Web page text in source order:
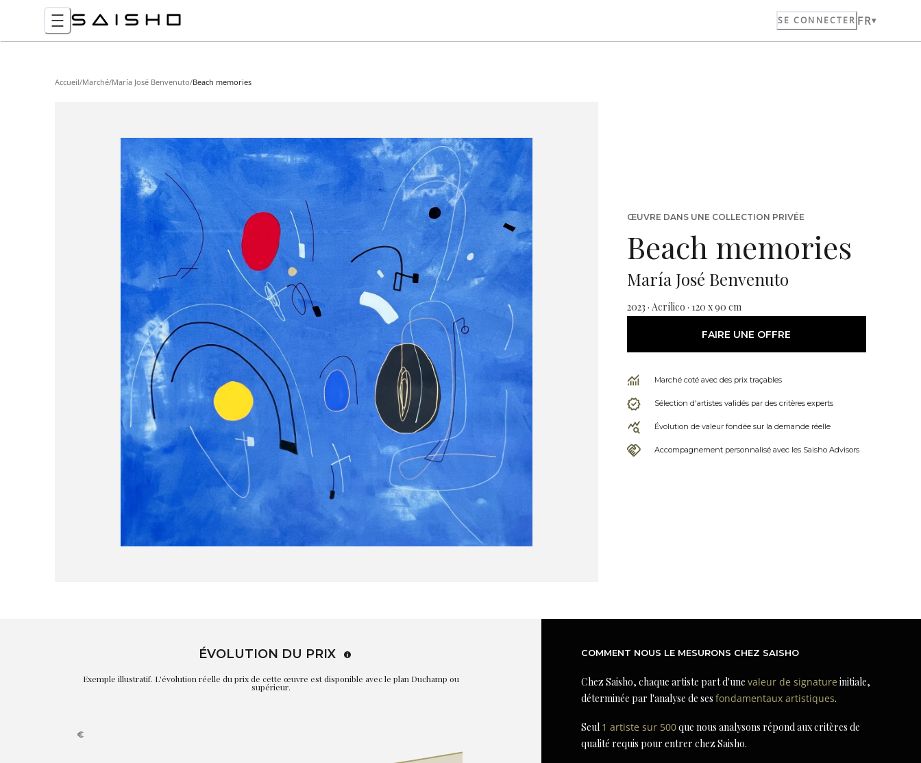
SE CONNECTER FR
Accueil/Marché/María José Benvenuto/Beach memories
ŒUVRE DANS UNE COLLECTION PRIVÉE
Beach memories
María José Benvenuto
2023 · Acrílico · 120 x 90 cm
FAIRE UNE OFFRE
Marché coté avec des prix traçables
Sélection d'artistes validés par des critères experts
Évolution de valeur fondée sur la demande réelle
Accompagnement personnalisé avec les Saisho Advisors
ÉVOLUTION DU PRIX
Exemple illustratif. L'évolution réelle du prix de cette œuvre est disponible avec le plan Duchamp ou
supérieur.
COMMENT NOUS LE MESURONS CHEZ SAISHO
Chez Saisho, chaque artiste part d'unevaleur de signature initiale,
déterminée par l'analyse de sesfondamentaux artistiques.
Seul 1 artiste sur 500que nous analysons répond aux critères de
qualité requis pour entrer chez Saisho.